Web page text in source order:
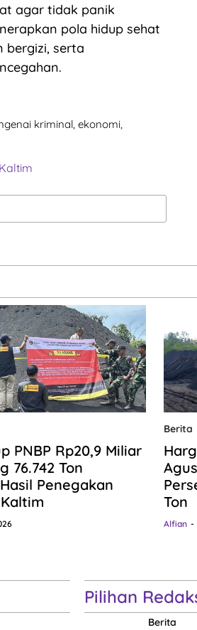
agar tidak panik
pola hidup sehat
bergizi, serta
kriminal, ekonomi,
PNBP Rp20,9 Miliar
76.742 Ton
Penegakan
Berita
Ton
Alfian
Pilihan
Berita